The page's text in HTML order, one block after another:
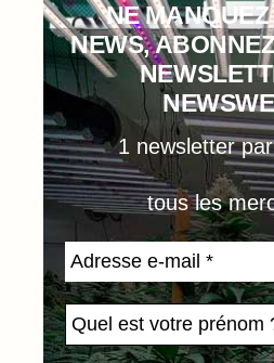
NE
NEWS,
1 newsletter
tous les